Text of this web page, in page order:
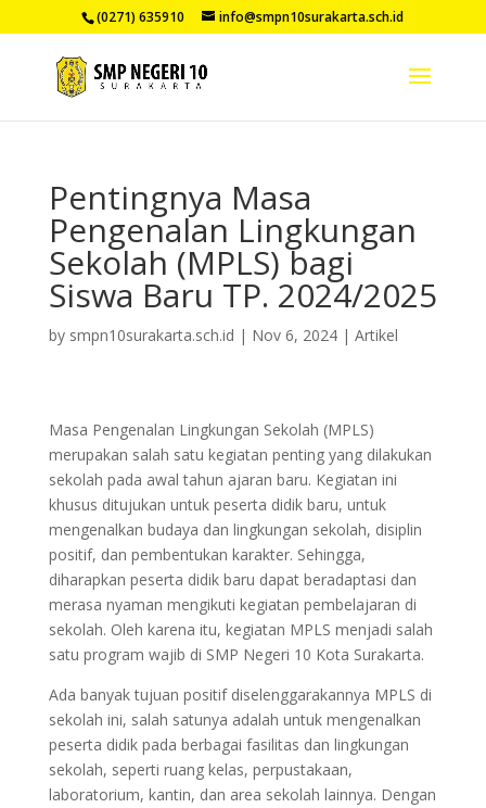
(0271) 635910 info@smpn10surakarta.sch.id
Pentingnya Masa
Pengenalan Lingkungan
Sekolah (MPLS) bagi
Siswa Baru TP. 2024/2025
by smpn10surakarta.sch.id | Nov 6, 2024| Artikel
Masa Pengenalan Lingkungan Sekolah (MPLS)
merupakan salah satu kegiatan penting yang dilakukan
sekolah pada awal tahun ajaran baru. Kegiatan ini
khusus ditujukan untuk peserta didik baru, untuk
mengenalkan budaya dan lingkungan sekolah, disiplin
positif, dan pembentukan karakter. Sehingga,
diharapkan peserta didik baru dapat beradaptasi dan
merasa nyaman mengikuti kegiatan pembelajaran di
sekolah. Oleh karena itu, kegiatan MPLS menjadi salah
satu program wajib di SMP Negeri 10 Kota Surakarta.
Ada banyak tujuan positif diselenggarakannya MPLS di
sekolah ini, salah satunya adalah untuk mengenalkan
peserta didik pada berbagai fasilitas dan lingkungan
sekolah, seperti ruang kelas, perpustakaan,
laboratorium, kantin, dan area sekolah lainnya. Dengan